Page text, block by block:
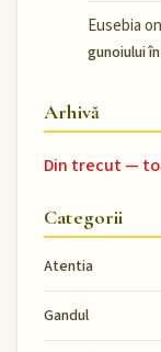
Eusebiaon
gunoiului
Arhivă
Din trecut —
Categorii
Atentia
Gandul